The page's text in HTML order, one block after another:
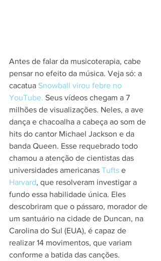
Antes de falar da musicoterapia, cabe
pensar no efeito da música. Veja só: a
cacatua Snowball virou febre no
YouTube. Seus vídeos chegam a 7
milhões de visualizações. Neles, a ave
dança e chacoalha a cabeça ao som de
hits do cantor Michael Jackson e da
banda Queen. Esse requebrado todo
chamou a atenção de cientistas das
universidades americanas Tufts e
Harvard, que resolveram investigar a
fundo essa habilidade única. Eles
descobriram que o pássaro, morador de
um santuário na cidade de Duncan, na
Carolina do Sul (EUA), é capaz de
realizar 14 movimentos, que variam
conforme a batida das canções.